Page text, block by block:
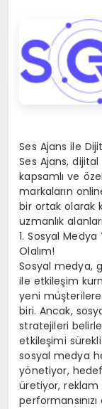
Ses Ajans ile
Ses Ajans,
kapsamlı ve
markaların
bir ortak olarak
uzmanlık
1. Sosyal Medya
Olalım!
Sosyal medya,
ile etkileşim
yeni
biri. Ancak,
stratejileri
etkileşimi
sosyal medya
yönetiyor,
üretiyor, reklam